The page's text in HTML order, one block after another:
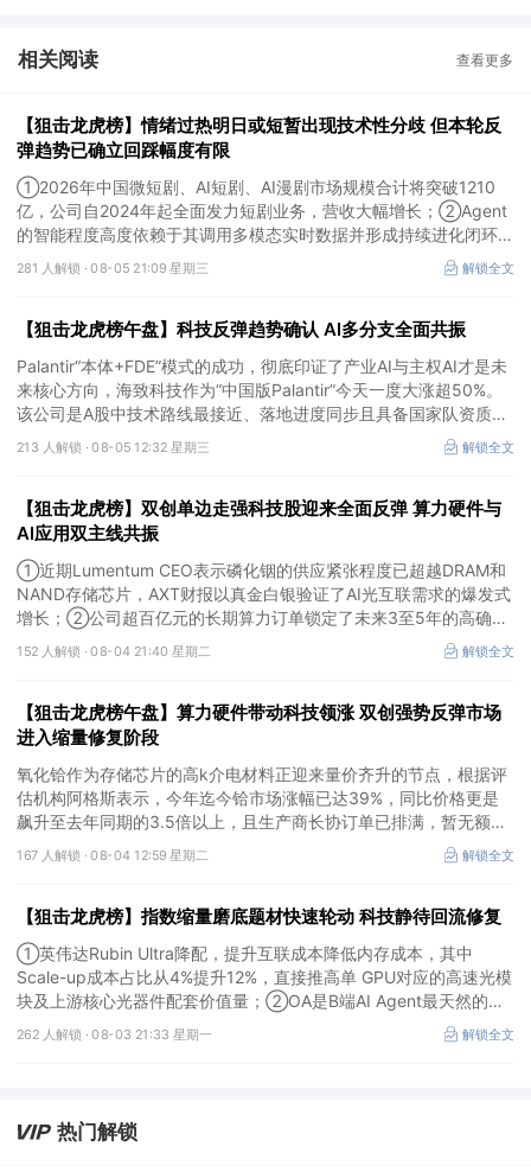
相关阅读 查看更多
【狙击龙虎榜】情绪过热明日或短暂出现技术性分歧 但本轮反
弹趋势已确立回踩幅度有限
①2026年中国微短剧、AI短剧、AI漫剧市场规模合计将突破1210
亿，公司自2024年起全面发力短剧业务，营收大幅增长；②Agent
的智能程度高度依赖于其调用多模态实时数据并形成持续进化闭环的
能力，公司是全球首个完成TPC-DS测试并通过官方审计的数据库企
业；③2026年被多方定义为Robotaxi商业化元年，公司正从“传统
业从0到1的估值重估红利。
281 人解锁 ·08-05 21:09 星期三 解锁全文
【狙击龙虎榜午盘】科技反弹趋势确认 AI多分支全面共振
Palantir“本体+FDE”模式的成功，彻底印证了产业AI与主权AI才是未
来核心方向，海致科技作为“中国版Palantir”今天一度大涨超50%。
该公司是A股中技术路线最接近、落地进度同步且具备国家队资质的
核心标的，目前正处于从“数据智能基础设施”向“产业级AI Agent核
心供应商”跃迁的价值重估起点。
213 人解锁 ·08-05 12:32 星期三 解锁全文
【狙击龙虎榜】双创单边走强科技股迎来全面反弹 算力硬件与
AI应用双主线共振
①近期Lumentum CEO表示磷化铟的供应紧张程度已超越DRAM和
NAND存储芯片，AXT财报以真金白银验证了AI光互联需求的爆发式
增长；②公司超百亿元的长期算力订单锁定了未来3至5年的高确定
性收入，并正从行业的“签约潮”迈入“加价潮”这一关键阶段；③今年
下半年将迎来银行业务类智能体应用的落地破局，预计部分头部银行
核心基础设施供应商。
152 人解锁 ·08-04 21:40 星期二 解锁全文
【狙击龙虎榜午盘】算力硬件带动科技领涨 双创强势反弹市场
进入缩量修复阶段
氧化铪作为存储芯片的高k介电材料正迎来量价齐升的节点，根据评
估机构阿格斯表示，今年迄今铪市场涨幅已达39%，同比价格更是
飙升至去年同期的3.5倍以上，且生产商长协订单已排满，暂无额外
现货可即时出货。公司锆铪分离半工业化产线已可连续且稳定产出
4N级以上氧氯化铪及氧氯化锆，均为电子级产品，并已向下游半导
167 人解锁 ·08-04 12:59 星期二 解锁全文
【狙击龙虎榜】指数缩量磨底题材快速轮动 科技静待回流修复
①英伟达Rubin Ultra降配，提升互联成本降低内存成本，其中
Scale-up成本占比从4%提升12%，直接推高单 GPU对应的高速光模
块及上游核心光器件配套价值量；②OA是B端AI Agent最天然的落
地入口，公司凭借数万家客户积累的场景厚度，有望从协同管理软件
龙头进化为企业智能体经济的核心枢纽；③人形机器人更广泛的适
262 人解锁 ·08-03 21:33 星期一 解锁全文
热门解锁